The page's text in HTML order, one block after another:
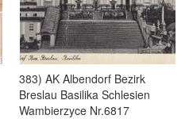
383) AK Albendorf Bezirk
Breslau Basilika Schlesien
Wambierzyce Nr.6817